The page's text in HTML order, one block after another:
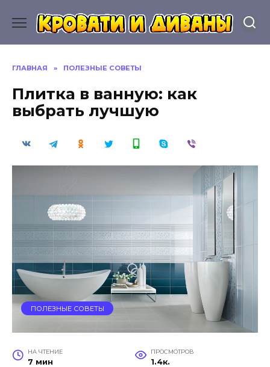
содержанию
ГЛАВНАЯ » ПОЛЕЗНЫЕ СОВЕТЫ
Плитка в ванную: как
выбрать лучшую
ПОЛЕЗНЫЕ СОВЕТЫ
НА ЧТЕНИЕ
7 мин
ПРОСМОТРОВ
1.4к.